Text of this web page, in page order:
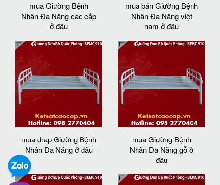
mua Giường Bệnh
Nhân Đa Năng cao cấp
ở đâu
mua bán Giường Bệnh
Nhân Đa Năng việt
nam ở đâu
mua drap Giường Bệnh
Nhân Đa Năng ở đâu
mua Giường Bệnh
Nhân Đa Năng gỗ ở
đâu